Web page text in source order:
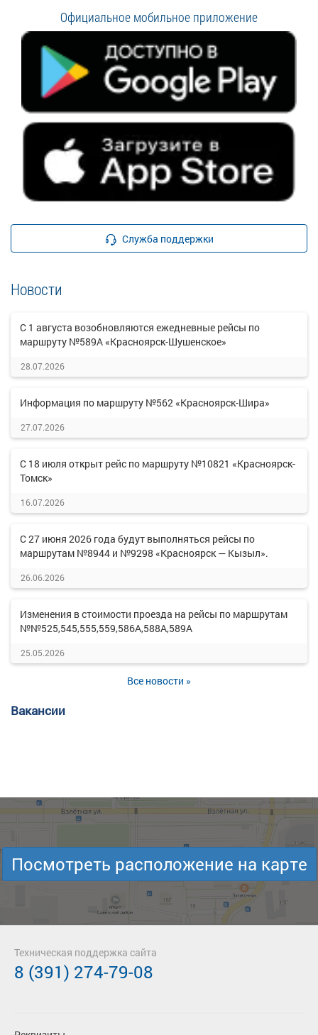
Официальное мобильное приложение
Служба поддержки
Новости
С 1 августа возобновляются ежедневные рейсы по
маршруту №589А «Красноярск-Шушенское»
28.07.2026
Информация по маршруту №562 «Красноярск-Шира»
27.07.2026
С 18 июля открыт рейс по маршруту №10821 «Красноярск-
Томск»
16.07.2026
С 27 июня 2026 года будут выполняться рейсы по
маршрутам №8944 и №9298 «Красноярск — Кызыл».
26.06.2026
Изменения в стоимости проезда на рейсы по маршрутам
№№525,545,555,559,586А,588А,589А
25.05.2026
Все новости »
Вакансии
Посмотреть расположение на карте
Техническая поддержка сайта
8 (391) 274-79-08